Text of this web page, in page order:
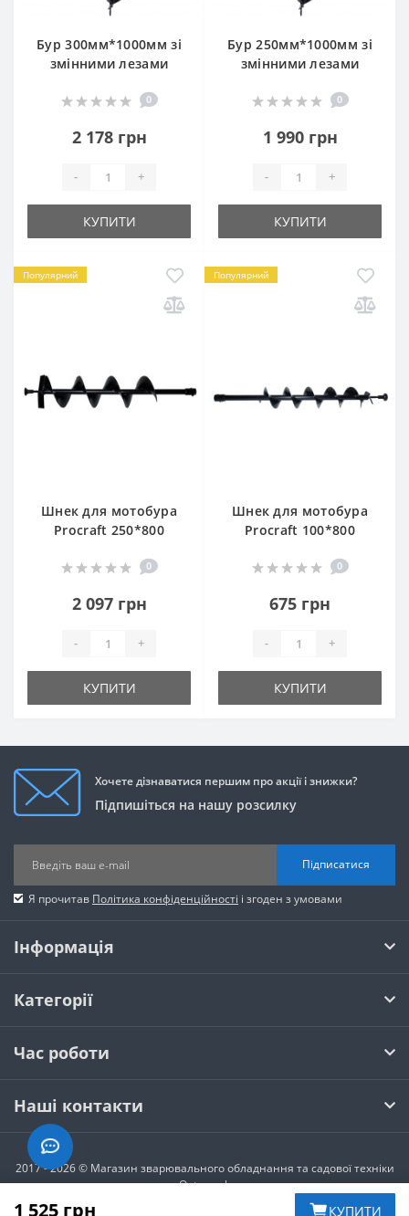
Бур 300мм*1000мм зі
змінними лезами
0
2 178 грн
- +
КУПИТИ
Бур 250мм*1000мм зі
змінними лезами
0
1 990 грн
- +
КУПИТИ
Популярний
Шнек для мотобура
Procraft 250*800
0
2 097 грн
- +
КУПИТИ
Популярний
Шнек для мотобура
Procraft 100*800
0
675 грн
- +
КУПИТИ
1 525 грн КУПИТИ
Хочете дізнаватися першим про акції і знижки?
Підпишіться на нашу розсилку
Підписатися
Я прочитав Політика конфіденційності і згоден з умовами
Інформація
Категорії
Час роботи
Наші контакти
2017 - 2026 © Магазин зварювального обладнання та садової техніки
Optoweek